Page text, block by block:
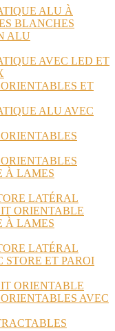
ALU À
BLANCHES
ALU
AVEC LED ET
ET
ALU AVEC
À LAMES
LATÉRAL
ORIENTABLE
À LAMES
LATÉRAL
STORE ET PAROI
ORIENTABLE
AVEC